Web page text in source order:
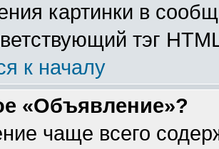
картинки в
тэг
к началу
«Объявление»?
чаще всего